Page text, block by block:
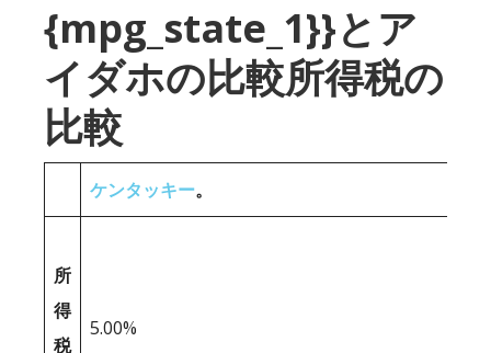
{mpg_state_1}}とア
イダホの比較所得税の
比較
ケンタッキー。
所
得
税
5.00%